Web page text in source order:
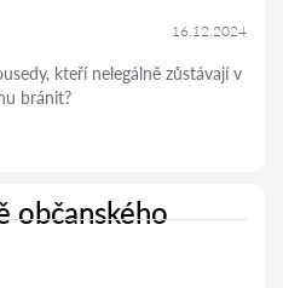
16.12.2024
kteří nelegálně zůstávají v
bránit?
občanského